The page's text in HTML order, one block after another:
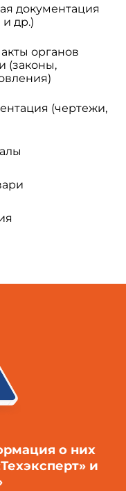
документация
др.)
органов
(законы,
(чертежи,
о них
и